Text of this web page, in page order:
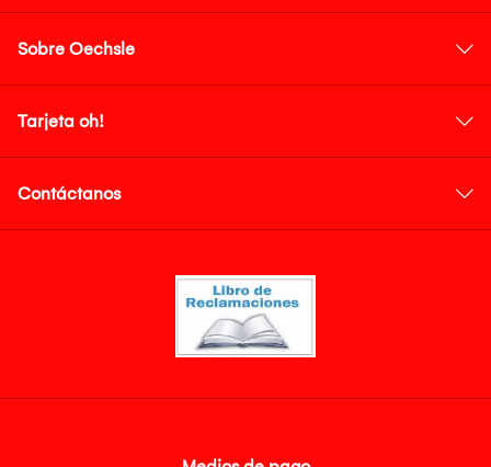
Sobre Oechsle
Tarjeta oh!
Contáctanos